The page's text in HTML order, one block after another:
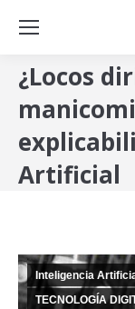
¿Locos
Artificial
Inteligencia
TECNOLOGÍA